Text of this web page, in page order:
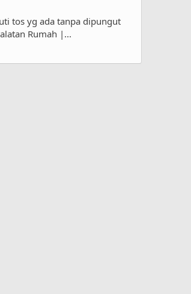
tos yg ada tanpa dipungut
Rumah |...